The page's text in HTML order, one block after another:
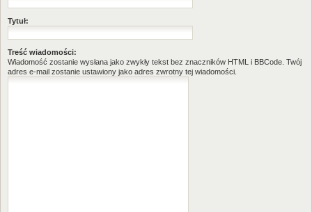
Tytuł:
Treść wiadomości:
Wiadomość zostanie wysłana jako zwykły tekst bez znaczników HTML i BBCode. Twój
adres e-mail zostanie ustawiony jako adres zwrotny tej wiadomości.